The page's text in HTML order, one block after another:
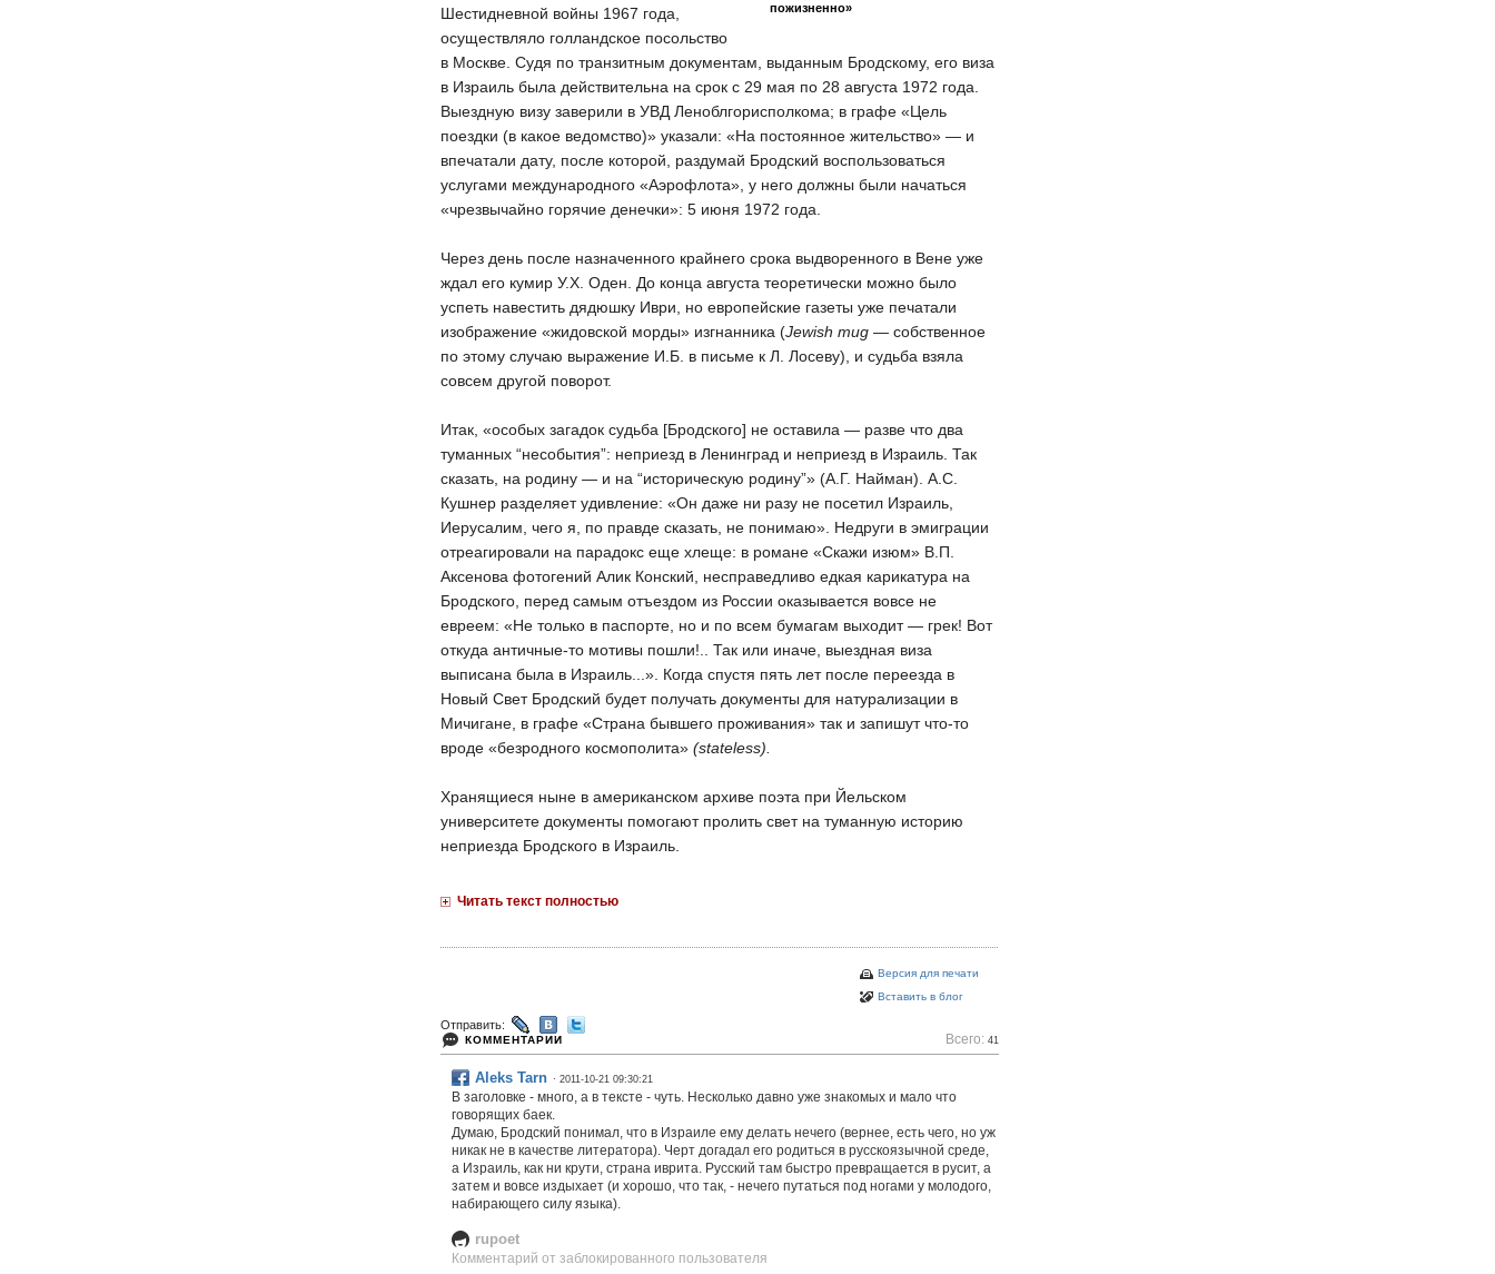
пожизненно»
Шестидневной войны 1967 года,
осуществляло голландское посольство
в Москве. Судя по транзитным документам, выданным Бродскому, его виза
в Израиль была действительна на срок с 29 мая по 28 августа 1972 года.
Выездную визу заверили в УВД Леноблгорисполкома; в графе «Цель
поездки (в какое ведомство)» указали: «На постоянное жительство» — и
впечатали дату, после которой, раздумай Бродский воспользоваться
услугами международного «Аэрофлота», у него должны были начаться
«чрезвычайно горячие денечки»: 5 июня 1972 года.
Через день после назначенного крайнего срока выдворенного в Вене уже
ждал его кумир У.Х. Оден. До конца августа теоретически можно было
успеть навестить дядюшку Иври, но европейские газеты уже печатали
изображение «жидовской морды» изгнанника (Jewish mug — собственное
по этому случаю выражение И.Б. в письме к Л. Лосеву), и судьба взяла
совсем другой поворот.
Итак, «особых загадок судьба [Бродского] не оставила — разве что два
туманных “несобытия”: неприезд в Ленинград и неприезд в Израиль. Так
сказать, на родину — и на “историческую родину”» (А.Г. Найман). А.С.
Кушнер разделяет удивление: «Он даже ни разу не посетил Израиль,
Иерусалим, чего я, по правде сказать, не понимаю». Недруги в эмиграции
отреагировали на парадокс еще хлеще: в романе «Скажи изюм» В.П.
Аксенова фотогений Алик Конский, несправедливо едкая карикатура на
Бродского, перед самым отъездом из России оказывается вовсе не
евреем: «Не только в паспорте, но и по всем бумагам выходит — грек! Вот
откуда античные-то мотивы пошли!.. Так или иначе, выездная виза
выписана была в Израиль...». Когда спустя пять лет после переезда в
Новый Свет Бродский будет получать документы для натурализации в
Мичигане, в графе «Страна бывшего проживания» так и запишут что-то
вроде «безродного космополита» (stateless).
Хранящиеся ныне в американском архиве поэта при Йельском
университете документы помогают пролить свет на туманную историю
неприезда Бродского в Израиль.
Читать текст полностью
Отправить:
Версия для печати
Вставить в блог
КОММЕНТАРИИ Всего: 41
Aleks Tarn · 2011-10-21 09:30:21
В заголовке - много, а в тексте - чуть. Несколько давно уже знакомых и мало что
говорящих баек.
Думаю, Бродский понимал, что в Израиле ему делать нечего (вернее, есть чего, но уж
никак не в качестве литератора). Черт догадал его родиться в русскоязычной среде,
а Израиль, как ни крути, страна иврита. Русский там быстро превращается в русит, а
затем и вовсе издыхает (и хорошо, что так, - нечего путаться под ногами у молодого,
набирающего силу языка).
rupoet
Комментарий от заблокированного пользователя